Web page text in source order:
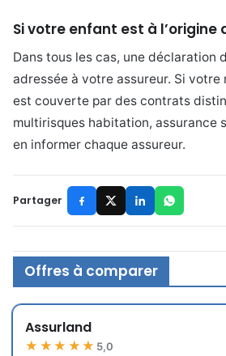
Si votre enfant est à l’origine
Dans tous les cas, une déclaration
adressée à votre assureur. Si
est couverte par des contrats
multirisques habitation, assurance
en informer chaque assureur.
Partager
Offres à comparer
Assurland
★★★★★ 5,0